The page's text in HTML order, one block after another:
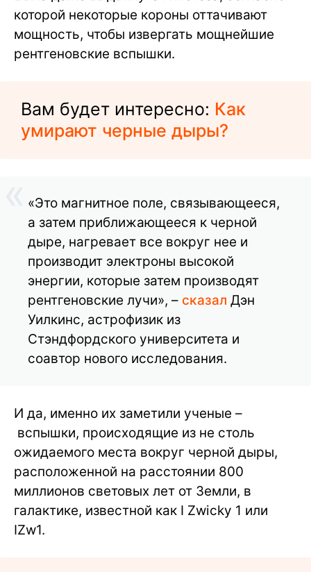
которой некоторые короны оттачивают
мощность, чтобы извергать мощнейшие
рентгеновские вспышки.
Вам будет интересно: Как
умирают черные дыры?
«Это магнитное поле, связывающееся,
а затем приближающееся к черной
дыре, нагревает все вокруг нее и
производит электроны высокой
энергии, которые затем производят
рентгеновские лучи», – сказал Дэн
Уилкинс, астрофизик из
Стэндфордского университета и
соавтор нового исследования.
И да, именно их заметили ученые –
вспышки, происходящие из не столь
ожидаемого места вокруг черной дыры,
расположенной на расстоянии 800
миллионов световых лет от Земли, в
галактике, известной как I Zwicky 1 или
IZw1.